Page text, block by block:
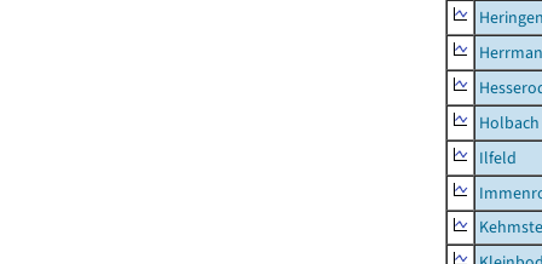
Holbach
Ilfeld